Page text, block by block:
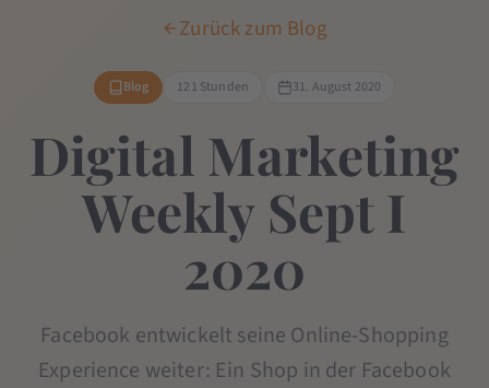
Zurück zum Blog
Blog 121 Stunden 31. August 2020
Digital Marketing
Weekly Sept I
2020
Facebook entwickelt seine Online-Shopping
Experience weiter: Ein Shop in der Facebook